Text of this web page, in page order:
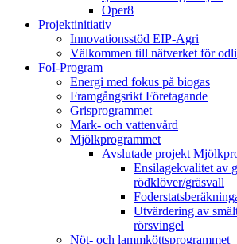
Oper8
Projektinitiativ
Innovationsstöd EIP-Agri
Välkommen till nätverket för
FoI-Program
Energi med fokus på biogas
Framgångsrikt Företagande
Grisprogrammet
Mark- och vattenvård
Mjölkprogrammet
Avslutade projekt
Ensilagekvalitet av
rödklöver/gräsvall
Utvärdering av
rörsvingel
Nöt- och lammköttsprogrammet